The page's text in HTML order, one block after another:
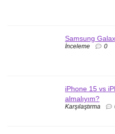
Samsung
İnceleme 0
iPhone 15 vs
almalıyım?
Karşılaştırma